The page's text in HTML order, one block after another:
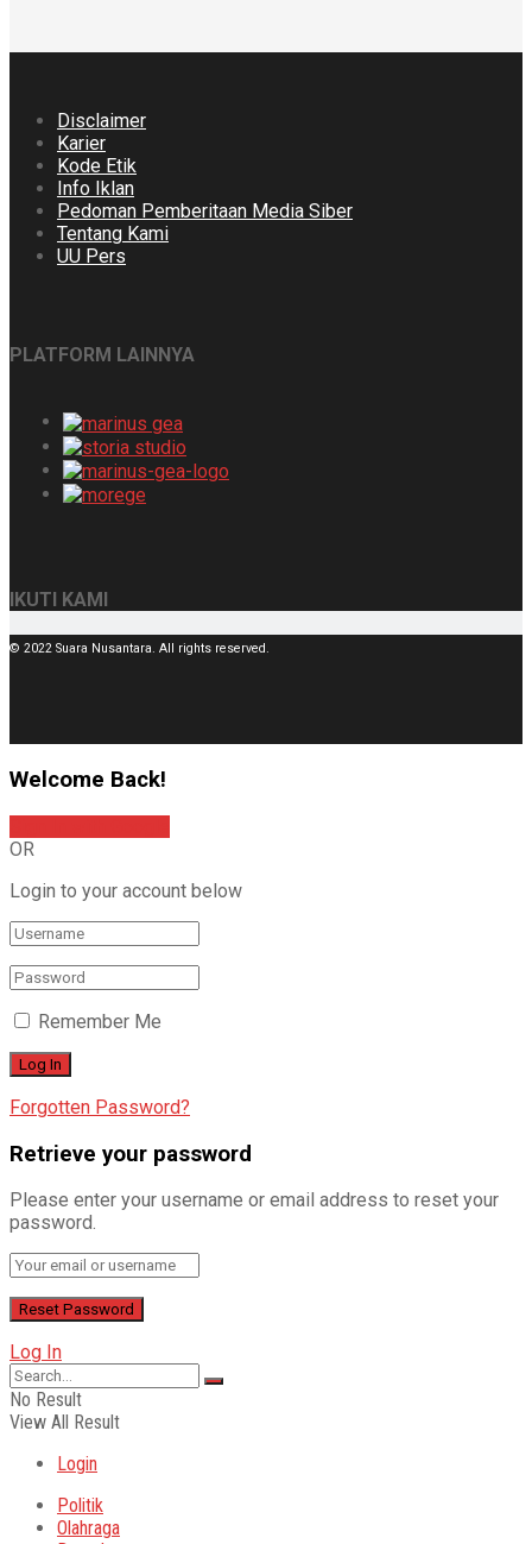
Disclaimer
Karier
Kode Etik
Info Iklan
Pedoman Pemberitaan Media Siber
Tentang Kami
UU Pers
PLATFORM LAINNYA
IKUTI KAMI
© 2022 Suara Nusantara. All rights reserved.
Welcome Back!
OR
Login to your account below
Remember Me
Forgotten Password?
Retrieve your password
Please enter your username or email address to reset your
password.
Log In
No Result
View All Result
Login
Politik
Olahraga